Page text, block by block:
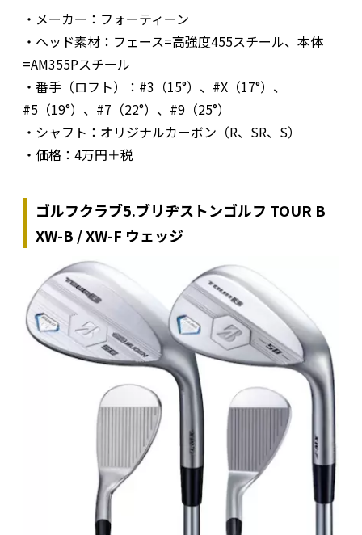
・メーカー：フォーティーン
・ヘッド素材：フェース=高強度455スチール、本体
=AM355Pスチール
・番手（ロフト）：#3（15°）、#X（17°）、
#5（19°）、#7（22°）、#9（25°）
・シャフト：オリジナルカーボン（R、SR、S）
・価格：4万円＋税
ゴルフクラブ5.ブリヂストンゴルフ TOUR B
XW-B / XW-F ウェッジ